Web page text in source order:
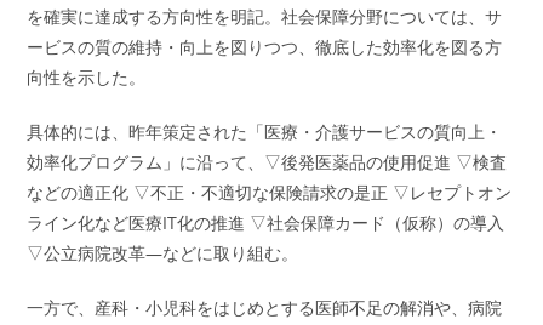
を確実に達成する方向性を明記。社会保障分野については、サ
ービスの質の維持・向上を図りつつ、徹底した効率化を図る方
向性を示した。
具体的には、昨年策定された「医療・介護サービスの質向上・
効率化プログラム」に沿って、▽後発医薬品の使用促進 ▽検査
などの適正化 ▽不正・不適切な保険請求の是正 ▽レセプトオン
ライン化など医療IT化の推進 ▽社会保障カード（仮称）の導入
▽公立病院改革―などに取り組む。
一方で、産科・小児科をはじめとする医師不足の解消や、病院